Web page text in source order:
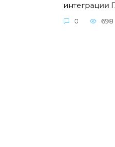
интеграции
0 698